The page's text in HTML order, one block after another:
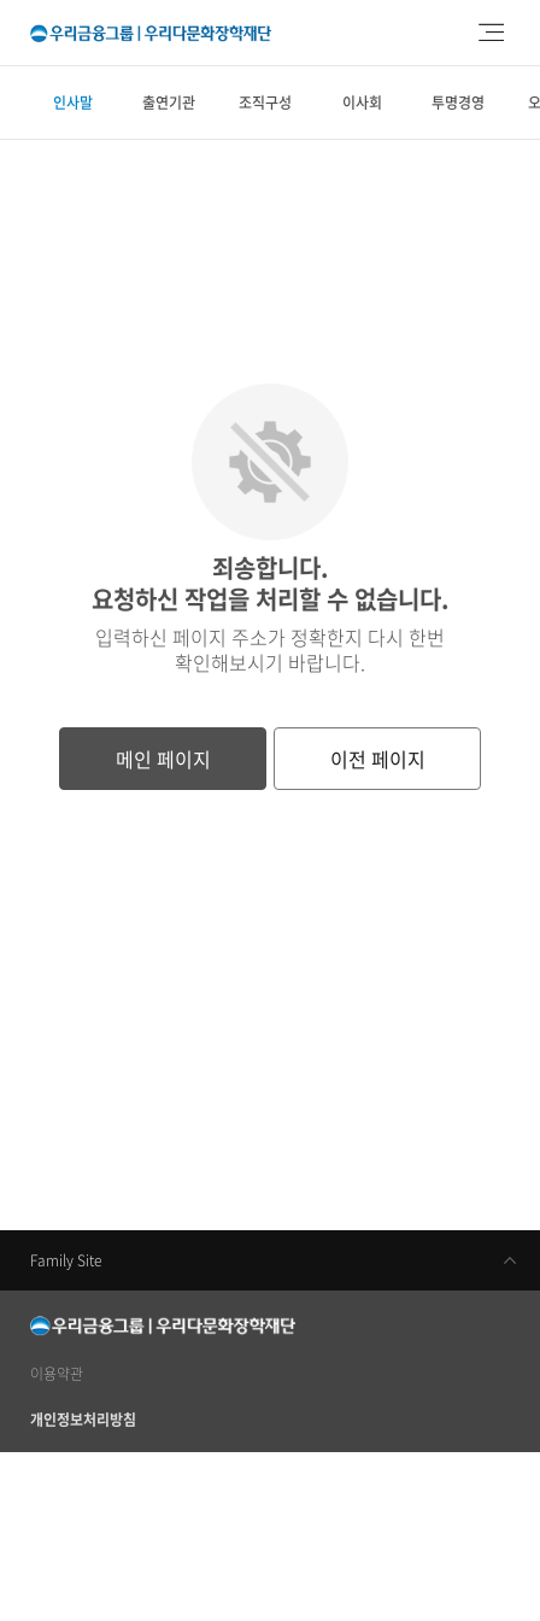
본문 바로가기
주메뉴 바로가기
인사말 출연기관 조직구성 이사회 투명경영
죄송합니다.
요청하신 작업을 처리할 수 없습니다.
입력하신 페이지 주소가 정확한지 다시 한번
확인해보시기 바랍니다.
메인 페이지 이전 페이지
이용약관
개인정보처리방침
Family Site
우리금융지주
우리은행
동양생명
우리카드
우리금융캐피탈